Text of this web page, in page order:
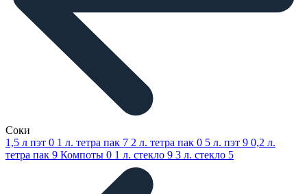
Соки
1,5 л пэт 0 1 л. тетра пак 7 2 л. тетра пак 0 5 л. пэт 9 0,2 л.
тетра пак 9 Компоты 0 1 л. стекло 9 3 л. стекло 5